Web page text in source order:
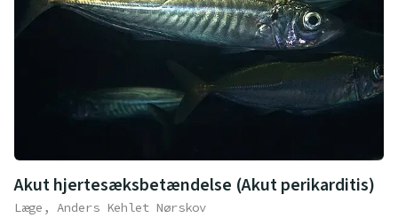
Akut hjertesæksbetændelse (Akut perikarditis)
Læge, Anders Kehlet Nørskov